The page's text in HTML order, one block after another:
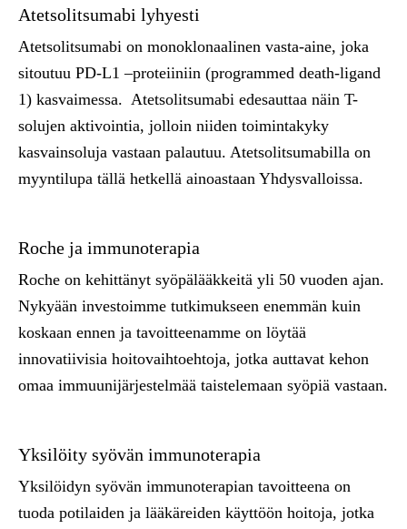
Atetsolitsumabi lyhyesti
Atetsolitsumabi on monoklonaalinen vasta-aine, joka
sitoutuu PD-L1 –proteiiniin (programmed death-ligand
1) kasvaimessa. Atetsolitsumabi edesauttaa näin T-
solujen aktivointia, jolloin niiden toimintakyky
kasvainsoluja vastaan palautuu. Atetsolitsumabilla on
myyntilupa tällä hetkellä ainoastaan Yhdysvalloissa.
Roche ja immunoterapia
Roche on kehittänyt syöpälääkkeitä yli 50 vuoden ajan.
Nykyään investoimme tutkimukseen enemmän kuin
koskaan ennen ja tavoitteenamme on löytää
innovatiivisia hoitovaihtoehtoja, jotka auttavat kehon
omaa immuunijärjestelmää taistelemaan syöpiä vastaan.
Yksilöity syövän immunoterapia
Yksilöidyn syövän immunoterapian tavoitteena on
tuoda potilaiden ja lääkäreiden käyttöön hoitoja, jotka